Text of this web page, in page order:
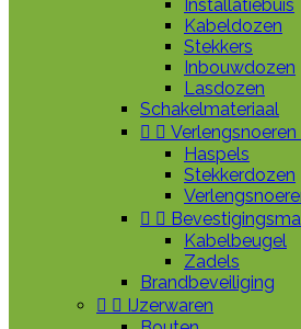
Installatiebuis
Kabeldozen
Stekkers
Inbouwdozen
Lasdozen
Schakelmateriaal
 
Haspels
Stekkerdozen
 
Kabelbeugel
Zadels
Brandbeveiliging
  IJzerwaren